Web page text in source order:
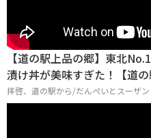
【道の駅上品の郷】東北
漬け丼が美味すぎた！【道の
拝啓、道の駅から/だんぺいとスーザ